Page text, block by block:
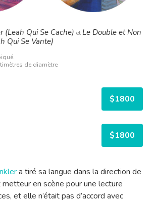
(Leah Qui Se Cache) et Le Double et Non
Qui Se Vante)
de diamètre
$1800
$1800
a tiré sa langue dans la direction de
en scène pour une lecture
et elle n’était pas d’accord avec